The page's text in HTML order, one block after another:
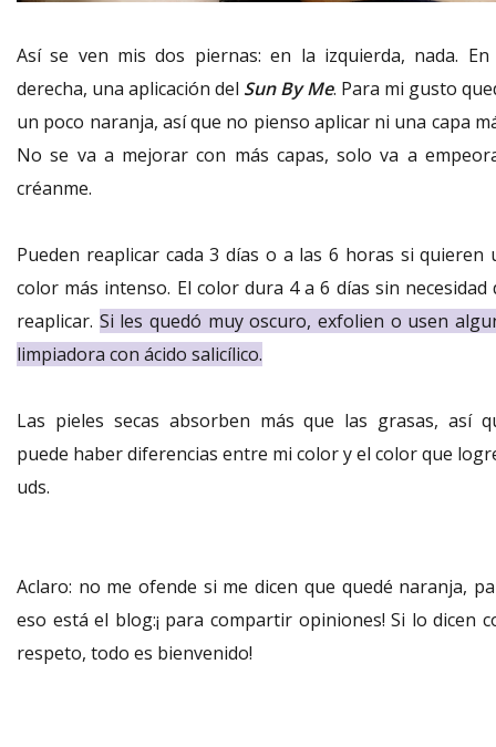
Así se ven mis dos piernas: en la izquierda, nada. En
derecha, una aplicación del Sun By Me. Para mi gusto
un poco naranja, así que no pienso aplicar ni una capa
No se va a mejorar con más capas, solo va a
créanme.
Pueden reaplicar cada 3 días o a las 6 horas si quieren
color más intenso. El color dura 4 a 6 días sin necesidad
reaplicar. Si les quedó muy oscuro, exfolien o usen
limpiadora con ácido salicílico.
Las pieles secas absorben más que las grasas, así
puede haber diferencias entre mi color y el color que
uds.
Aclaro: no me ofende si me dicen que quedé naranja,
eso está el blog:¡ para compartir opiniones! Si lo dicen
respeto, todo es bienvenido!